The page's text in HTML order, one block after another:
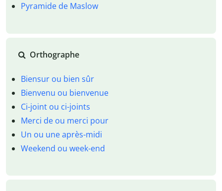
Pyramide de Maslow
Orthographe
Biensur ou bien sûr
Bienvenu ou bienvenue
Ci-joint ou ci-joints
Merci de ou merci pour
Un ou une après-midi
Weekend ou week-end